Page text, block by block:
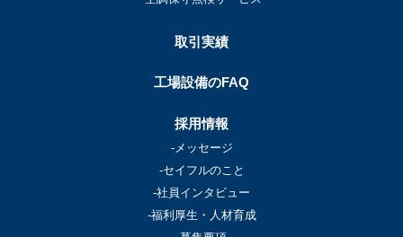
取引実績
工場設備のFAQ
採用情報
-メッセージ
-セイフルのこと
-社員インタビュー
-福利厚生・人材育成